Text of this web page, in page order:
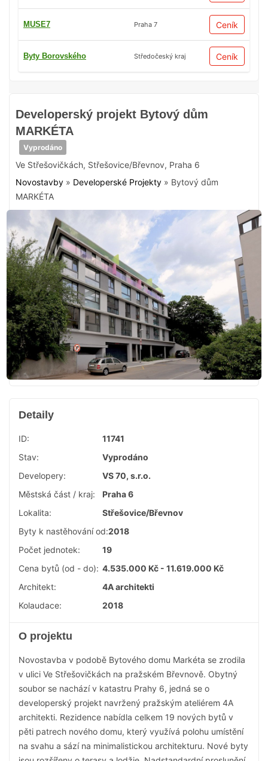
Developerský projekt Bytový dům
MARKÉTA
Vyprodáno
Ve Střešovičkách, Střešovice/Břevnov, Praha 6
Novostavby » Developerské Projekty » Bytový dům
MARKÉTA
MUSE7 Praha 7 Ceník
Byty Borovského Středočeský kraj Ceník
Detaily
ID:
11741
Stav:
Vyprodáno
Developery:
VS 70, s.r.o.
Městská část / kraj:
Praha 6
Lokalita:
Střešovice/Břevnov
Byty k nastěhování od:2018
Počet jednotek:
19
Cena bytů (od - do): 4.535.000 Kč - 11.619.000 Kč
Architekt:
4A architekti
Kolaudace:
2018
O projektu
Novostavba v podobě Bytového domu Markéta se zrodila
v ulici Ve Střešovičkách na pražském Břevnově. Obytný
soubor se nachází v katastru Prahy 6, jedná se o
developerský projekt navržený pražským ateliérem 4A
architekti. Rezidence nabídla celkem 19 nových bytů v
pěti patrech nového domu, který využívá polohu umístění
na svahu a sází na minimalistickou architekturu. Nové byty